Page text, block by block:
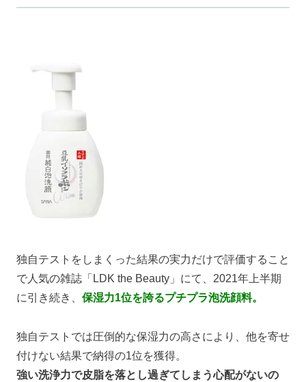
独自テストをしまくった結果の実力だけで評価すること
で人気の雑誌「LDK the Beauty」にて、2021年上半期
に引き続き、 保湿力1位を誇るプチプラ泡洗顔料。
独自テストでは圧倒的な保湿力の高さにより、他を寄せ
付けない結果で納得の1位を獲得。
強い洗浄力で皮脂を落とし過ぎてしまう心配がないの